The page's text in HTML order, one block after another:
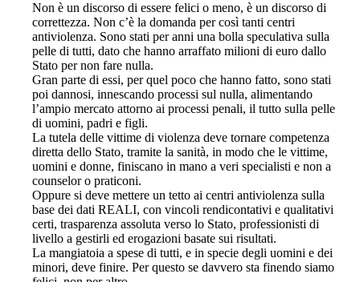
Non è un discorso di essere felici o meno, è un discorso di
correttezza. Non c’è la domanda per così tanti centri
antiviolenza. Sono stati per anni una bolla speculativa sulla
pelle di tutti, dato che hanno arraffato milioni di euro dallo
Stato per non fare nulla.
Gran parte di essi, per quel poco che hanno fatto, sono stati
poi dannosi, innescando processi sul nulla, alimentando
l’ampio mercato attorno ai processi penali, il tutto sulla pelle
di uomini, padri e figli.
La tutela delle vittime di violenza deve tornare competenza
diretta dello Stato, tramite la sanità, in modo che le vittime,
uomini e donne, finiscano in mano a veri specialisti e non a
counselor o praticoni.
Oppure si deve mettere un tetto ai centri antiviolenza sulla
base dei dati REALI, con vincoli rendicontativi e qualitativi
certi, trasparenza assoluta verso lo Stato, professionisti di
livello a gestirli ed erogazioni basate sui risultati.
La mangiatoia a spese di tutti, e in specie degli uomini e dei
minori, deve finire. Per questo se davvero sta finendo siamo